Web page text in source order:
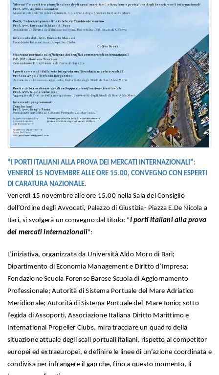
“I PORTI ITALIANI ALLA PROVA DEI MERCATI INTERNAZIONALI”:
VENERDÌ 15 NOVEMBRE ALLE ORE 15.00, CONVEGNO CON ESPERTI
DI CARATURA NAZIONALE.
Venerdì 15 novembre alle ore 15.00 nella Sala del Consiglio
dell’Ordine degli Avvocati, Palazzo di Giustizia- Piazza E.De Nicola a
Bari, si svolgerà un convegno dal titolo: “I porti italiani alla prova
dei mercati internazionali”:
L’iniziativa, organizzata da Università Aldo Moro di Bari;
Dipartimento di Economia Management e Diritto d’Impresa;
Fondazione Scuola Forense Barese Scuola di Aggiornamento
Professionale; Autorità di Sistema Portuale del Mare Adriatico
Meridionale; Autorità di Sistema Portuale del Mare Ionio; sotto
l’egida di Assoporti, Associazione Italiana Diritto Marittimo e
International Propeller Clubs, mira tracciare un quadro della
situazione attuale degli scali portuali italiani, rispetto ai competitor
europei ed extraeuropei, e definire le linee di un’azione coordinata e
condivisa per infrangere il gap che, fino a questo momento, li